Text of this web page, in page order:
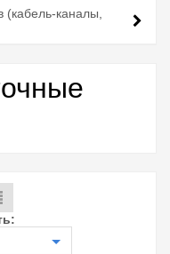
каналы,